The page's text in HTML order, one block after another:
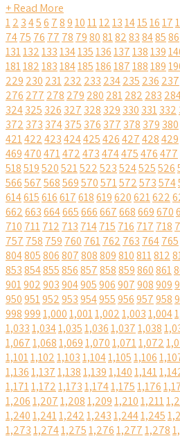
+ Read More
12 3456 7891011121314151617
7475 76 77 78 7980818283848586
131132133134135136137138139
181182183184185186187188189
229 230 231232 233 234235 236 237
276 277 278 279 280 281282 283
324325 326 327 328 329 330 331332
372 373 374375 376 377 378 379 380
421422423424425426427428429
469470471472473474475476477
518519520521522523524525526
566567568569570571572573574
614615616617618619620621622
662663664665666667668669670
710 711712 713 714715 716 717 718
757 758 759 760 761762 763 764765
804805806807808809810811812
853854855856857858859860861
901902903904905906907908909
950951952953954955956957958
9989991,0001,0011,0021,0031,004
1,0331,0341,0351,0361,0371,038
1,0671,0681,0691,0701,0711,072
1,1011,1021,1031,1041,1051,106
1,1361,1371,1381,1391,1401,141
1,1711,1721,1731,1741,1751,176
1,2061,2071,2081,2091,2101,211
1,2401,2411,2421,2431,2441,245
1,2731,2741,2751,2761,2771,278